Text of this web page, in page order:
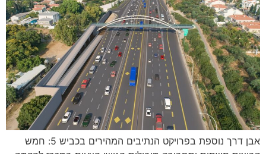
אבן דרך נוספת בפרויקט הנתיבים המהירים בכביש 5: חמש